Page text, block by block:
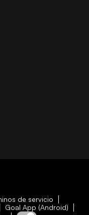
de servicio
Goal App (Android)